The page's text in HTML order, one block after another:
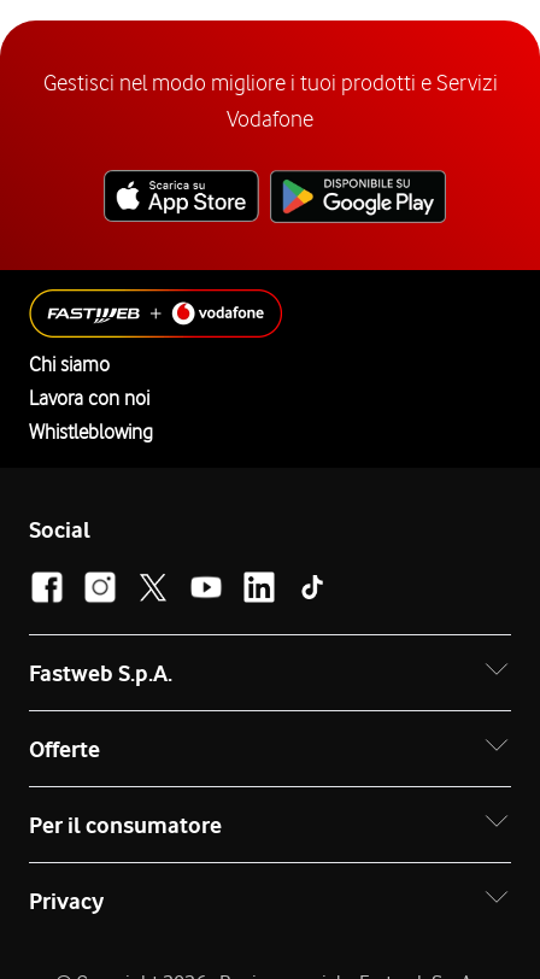
Gestisci nel modo migliore i tuoi prodotti e Servizi
Vodafone
Chi siamo
Lavora con noi
Whistleblowing
Social
Fastweb S.p.A.
Offerte
Per il consumatore
Privacy